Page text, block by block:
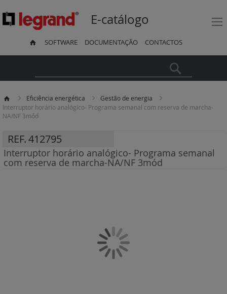
E-catálogo
SOFTWARE DOCUMENTAÇÃO CONTACTOS
Eficiência energética
Gestão de energia
Interruptor horário analógico- Programa semanal com reserva de marcha-
NA/NF 3mód
REF.412795
Interruptor horário analógico- Programa semanal
com reserva de marcha-NA/NF 3mód